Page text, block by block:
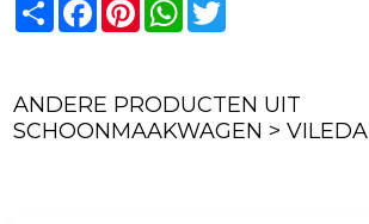
ANDERE PRODUCTEN UIT
SCHOONMAAKWAGEN > VILEDA